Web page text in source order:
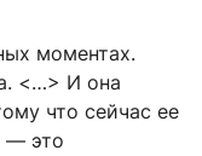
моментах.
<…> И она
что сейчас ее
— это